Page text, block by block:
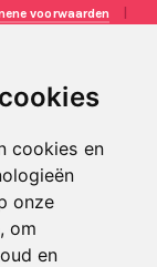
cookies en
onze
om
en
voorwaarden